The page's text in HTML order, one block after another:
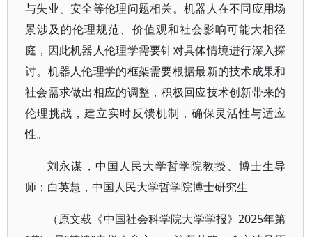
与失业、安全等伦理问题相关。机器人在不同应用场
景涉及的伦理规范、价值观和社会影响可能大相径
庭，因此机器人伦理学需要针对具体情境进行深入探
讨。机器人伦理学的框架需要根据最新的技术成果和
社会需求做出相应的调整，积极回应技术创新带来的
伦理挑战，建立实时反馈机制，确保灵活性与适应
性。
刘永谋，中国人民大学哲学院教授、博士生导
师；白英慧，中国人民大学哲学院博士研究生
（原文载《中国社会科学院大学学报》2025年第